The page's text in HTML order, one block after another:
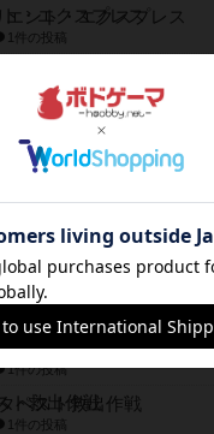
ント・エクスプレス
1件の投稿
1件の投稿
フリップ：イスラ・ボンバ
2件の投稿
1件の投稿
ブ・タイム
8件の投稿
1件の投稿
ペスト救出作戦
1件の投稿